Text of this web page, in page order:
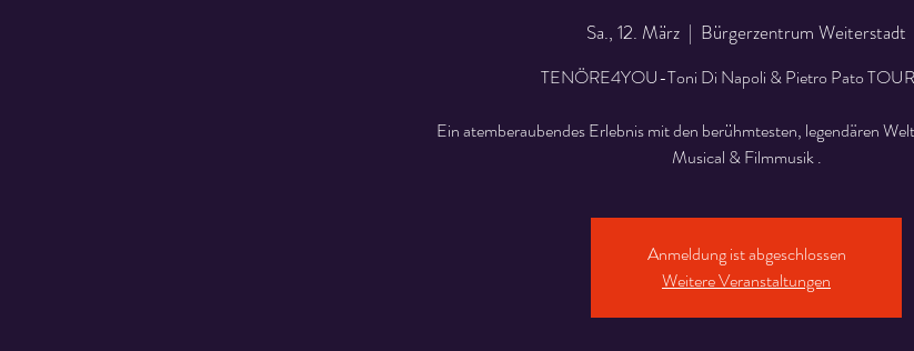
Sa., 12. März
  |
Bürgerzentrum Weiterstadt
TENÖRE4YOU-Toni Di Napoli & Pietro Pato
Ein atemberaubendes Erlebnis mit den berühmtesten, legendären
Musical & Filmmusik .
Anmeldung ist abgeschlossen
Weitere Veranstaltungen